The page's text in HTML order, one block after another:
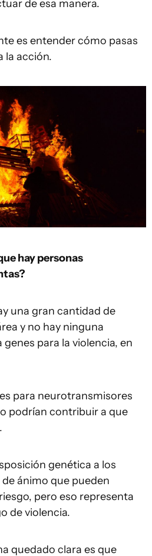
de esa manera.
es entender cómo pasas
la acción.
hay personas
una gran cantidad de
y no hay ninguna
para la violencia, en
para neurotransmisores
podrían contribuir a que
genética a los
ánimo que pueden
pero eso representa
de violencia.
quedado clara es que